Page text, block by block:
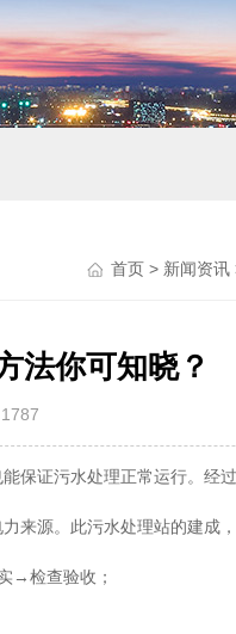
首页 > 新闻资讯
法你可知晓？
1787
保证污水处理正常运行。经
源。此污水处理站的建成，
检查验收；